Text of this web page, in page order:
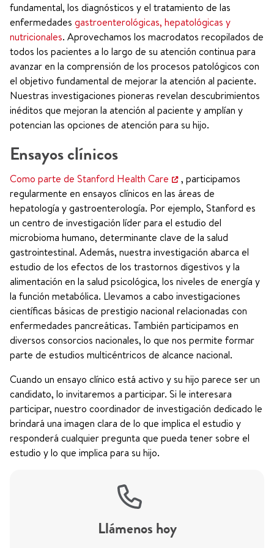
fundamental, los diagnósticos y el tratamiento de las
enfermedades gastroenterológicas, hepatológicas y
nutricionales. Aprovechamos los macrodatos recopilados de
todos los pacientes a lo largo de su atención continua para
avanzar en la comprensión de los procesos patológicos con
el objetivo fundamental de mejorar la atención al paciente.
Nuestras investigaciones pioneras revelan descubrimientos
inéditos que mejoran la atención al paciente y amplían y
potencian las opciones de atención para su hijo.
Ensayos clínicos
Como parte de Stanford Health Care
, participamos
regularmente en ensayos clínicos en las áreas de
hepatología y gastroenterología. Por ejemplo, Stanford es
un centro de investigación líder para el estudio del
microbioma humano, determinante clave de la salud
gastrointestinal. Además, nuestra investigación abarca el
estudio de los efectos de los trastornos digestivos y la
alimentación en la salud psicológica, los niveles de energía y
la función metabólica. Llevamos a cabo investigaciones
científicas básicas de prestigio nacional relacionadas con
enfermedades pancreáticas. También participamos en
diversos consorcios nacionales, lo que nos permite formar
parte de estudios multicéntricos de alcance nacional.
Cuando un ensayo clínico está activo y su hijo parece ser un
candidato, lo invitaremos a participar. Si le interesara
participar, nuestro coordinador de investigación dedicado le
brindará una imagen clara de lo que implica el estudio y
responderá cualquier pregunta que pueda tener sobre el
estudio y lo que implica para su hijo.
Llámenos hoy